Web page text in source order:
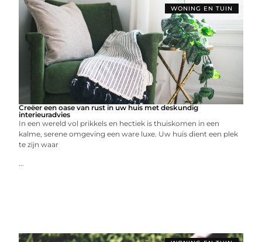
WONING EN TUIN
Creëer een oase van rust in uw huis met deskundig
interieuradvies
In een wereld vol prikkels en hectiek is thuiskomen in een
kalme, serene omgeving een ware luxe. Uw huis dient een plek
te zijn waar
...